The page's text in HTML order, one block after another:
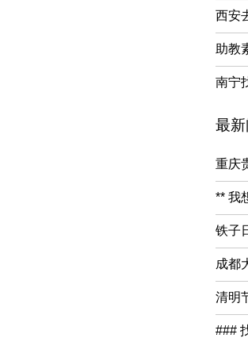
西安
助教
南宁
最
重庆
** 我
铁子
成都
清明
###